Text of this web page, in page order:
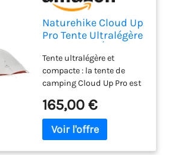
Naturehike Cloud Up
Pro Tente Ultralégère
PU3000+ et
Résistante au Vent,
Tente de Camping à
Montage Rapide 3
Saisons avec
Système de
Ventilation, pour
1/2/3 Personnes
Tente ultralégère et
compacte : la tente de
camping Cloud Up Pro est
emballée, la taille de
rangement est seulement
de φ13×40 cm, un bon
165,00 €